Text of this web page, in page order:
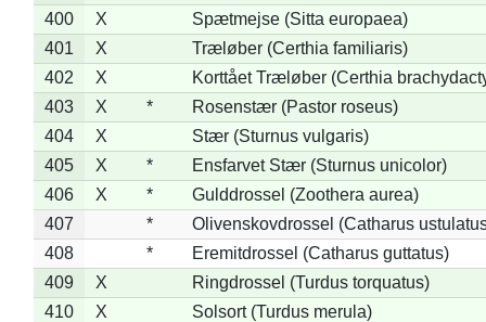
400
X
Spætmejse (Sitta europaea)
401
X
Træløber (Certhia familiaris)
402
X
Korttået Træløber (Certhia
403
X *
Rosenstær (Pastor roseus)
404
X
Stær (Sturnus vulgaris)
405
X *
Ensfarvet Stær (Sturnus unicolor)
406
X *
Gulddrossel (Zoothera aurea)
407
*
Olivenskovdrossel (Catharus
408
*
Eremitdrossel (Catharus guttatus)
409
X
Ringdrossel (Turdus torquatus)
410
X
Solsort (Turdus merula)